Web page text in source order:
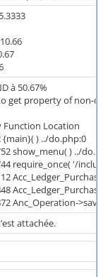
à 50.67%
get property of non-
Function Location
{main}( ) ../do.php:0
show_menu( ) ../
require_once( '/
Anc_Operation-
attachée.